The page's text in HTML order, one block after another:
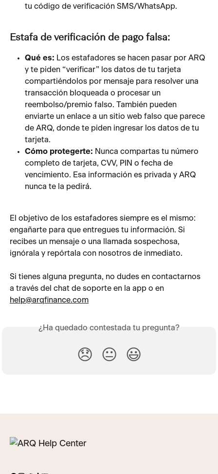
tu código de verificación SMS/WhatsApp.
Estafa de verificación de pago falsa:
Qué es: Los estafadores se hacen pasar por ARQ
y te piden “verificar” los datos de tu tarjeta
compartiéndolos por mensaje para resolver una
transacción bloqueada o procesar un
reembolso/premio falso. También pueden
enviarte un enlace a un sitio web falso que parece
de ARQ, donde te piden ingresar los datos de tu
tarjeta.
Cómo protegerte: Nunca compartas tu número
completo de tarjeta, CVV, PIN o fecha de
vencimiento. Esa información es privada y ARQ
nunca te la pedirá.
El objetivo de los estafadores siempre es el mismo:
engañarte para que entregues tu información. Si
recibes un mensaje o una llamada sospechosa,
ignórala y repórtala con nosotros de inmediato.
Si tienes alguna pregunta, no dudes en contactarnos
a través del chat de soporte en la app o en
help@arqfinance.com
¿Ha quedado contestada tu pregunta?
😞 😐 😃